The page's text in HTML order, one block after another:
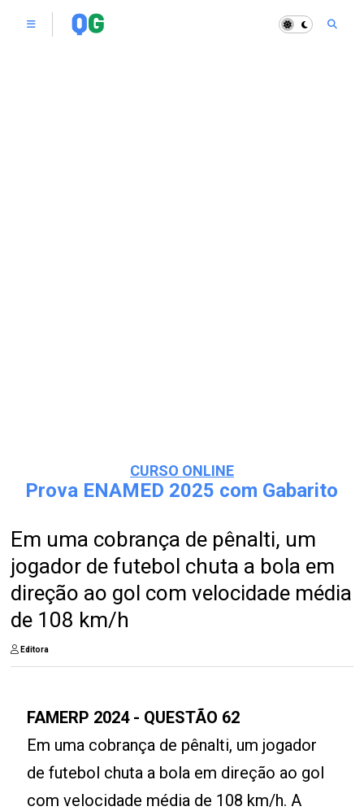
CURSO ONLINE
Prova ENAMED 2025 com Gabarito
Em uma cobrança de pênalti, um
jogador de futebol chuta a bola em
direção ao gol com velocidade média
de 108 km/h
Editora
FAMERP 2024 - QUESTÃO 62
Em uma cobrança de pênalti, um jogador
de futebol chuta a bola em direção ao gol
com velocidade média de 108 km/h. A